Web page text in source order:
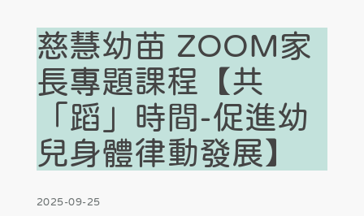
慈慧幼苗 ZOOM家
長專題課程【共
「蹈」時間-促進幼
兒身體律動發展】
2025-09-25